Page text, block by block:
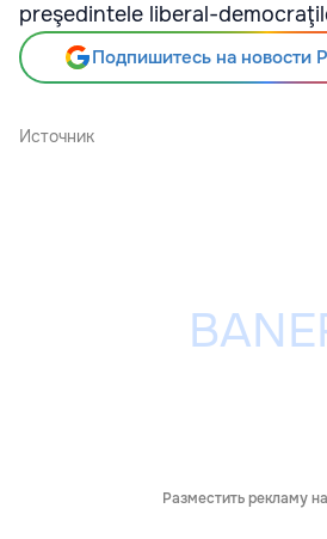
preşedintele liberal-
Подпишитесь на новости
Источник
Разместить рекламу